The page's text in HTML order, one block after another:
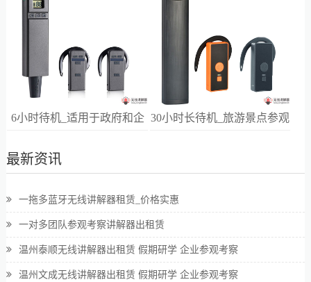
6小时待机_适用于政府和企 30小时长待机_旅游景点参观
最新资讯
一拖多蓝牙无线讲解器租赁_价格实惠
一对多团队参观考察讲解器出租赁
温州泰顺无线讲解器出租赁 假期研学 企业参观考察
温州文成无线讲解器出租赁 假期研学 企业参观考察